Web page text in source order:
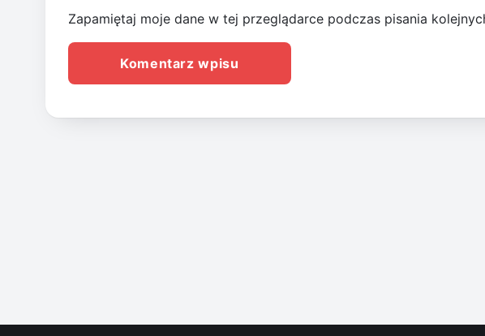
Zapamiętaj moje dane w tej przeglądarce podczas pisania